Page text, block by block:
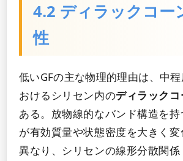
4.2 ディラックコー
性
低いGFの主な物理的理由は、中
おけるシリセン内のディラック
ある。放物線的なバンド構造を
が有効質量や状態密度を大きく
異なり、シリセンの線形分散関係